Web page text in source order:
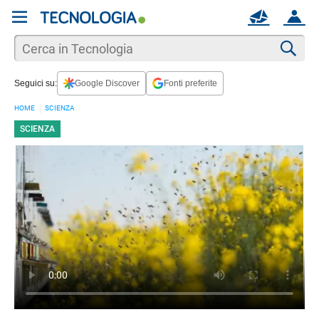
ACCOUNT
MAIL
Seguici su: Google Discover Fonti preferite
HOME SCIENZA
SCIENZA